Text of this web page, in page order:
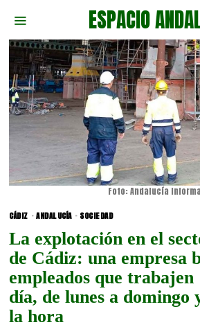
ESPACIO
Foto: Andalucía Informa
CÁDIZ · ANDALUCÍA · SOCIEDAD
La explotación en el
de Cádiz: una empresa
empleados que trabajen
día, de lunes a domingo
la hora